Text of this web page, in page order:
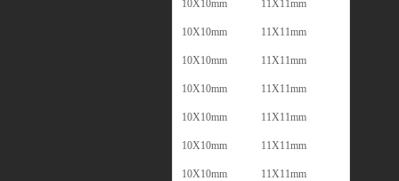
10X10mm 11X11mm
10X10mm 11X11mm
10X10mm 11X11mm
10X10mm 11X11mm
10X10mm 11X11mm
10X10mm 11X11mm
10X10mm 11X11mm